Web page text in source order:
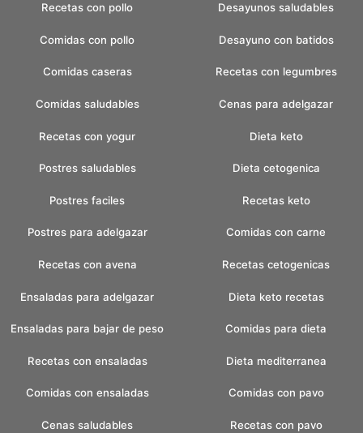
Recetas con pollo
Comidas con pollo
Comidas caseras
Comidas saludables
Recetas con yogur
Postres saludables
Postres faciles
Postres para adelgazar
Recetas con avena
Ensaladas para adelgazar
Ensaladas para bajar de peso
Recetas con ensaladas
Comidas con ensaladas
Cenas saludables
Desayunos saludables
Desayuno con batidos
Recetas con legumbres
Cenas para adelgazar
Dieta keto
Dieta cetogenica
Recetas keto
Comidas con carne
Recetas cetogenicas
Dieta keto recetas
Comidas para dieta
Dieta mediterranea
Comidas con pavo
Recetas con pavo